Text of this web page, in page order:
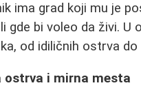
ima grad koji mu je
gde bi voleo da živi.
od idiličnih ostrva
ostrva i mirna mesta